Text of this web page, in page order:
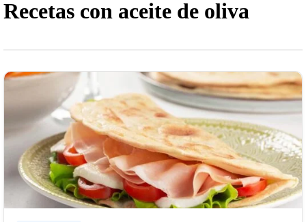
Recetas con aceite de oliva